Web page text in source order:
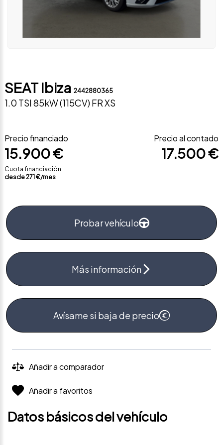
SEAT Ibiza 2442880365
1.0 TSI 85kW (115CV) FR XS
Precio financiado
15.900 €
Cuota financiación
desde271€/mes
Precio al contado
17.500 €
Probar vehículo
Más información
Avísame si baja de precio
Añadir a comparador
Añadir a favoritos
Datos básicos del vehículo